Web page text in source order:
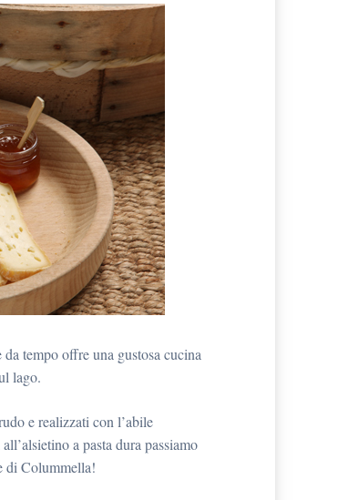
tempo offre una gustosa cucina
lago.
e realizzati con l’abile
a pasta dura passiamo
di Colummella!